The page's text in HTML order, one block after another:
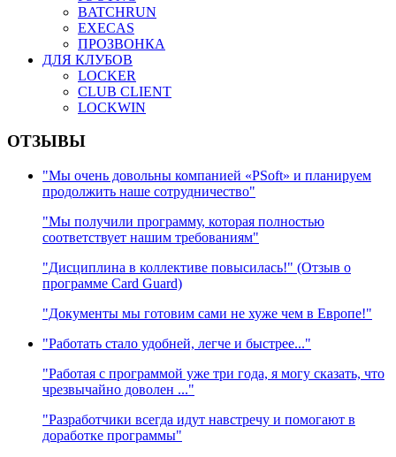
BATCHRUN
EXECAS
ПРОЗВОНКА
ДЛЯ КЛУБОВ
LOCKER
CLUB CLIENT
LOCKWIN
ОТЗЫВЫ
"Мы очень довольны компанией «PSoft» и планируем
продолжить наше сотрудничество"
"Мы получили программу, которая полностью
соответствует нашим требованиям"
"Дисциплина в коллективе повысилась!" (Отзыв о
программе Card Guard)
"Документы мы готовим сами не хуже чем в Европе!"
"Работать стало удобней, легче и быстрее..."
"Работая с программой уже три года, я могу сказать, что
чрезвычайно доволен ..."
"Разработчики всегда идут навстречу и помогают в
доработке программы"